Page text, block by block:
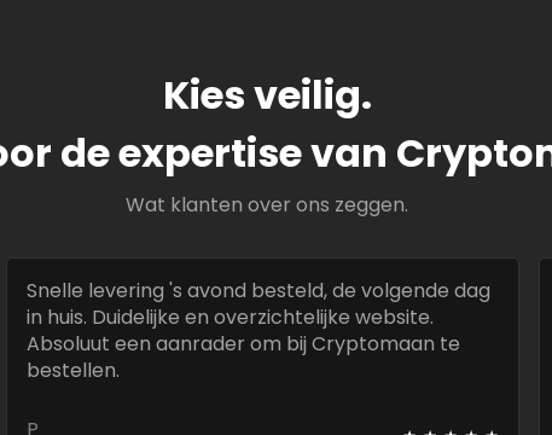
Kies veilig.
de expertise van
Wat klanten over ons zeggen.
Snelle levering 's avond besteld, de volgende dag
in huis. Duidelijke en overzichtelijke website.
Absoluut een aanrader om bij Cryptomaan te
bestellen.
P